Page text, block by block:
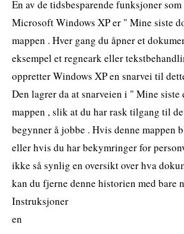
En av de tidsbesparende funksjoner
Microsoft Windows XP er " Mine siste
mappen . Hver gang du åpner et
eksempel et regneark eller
oppretter Windows XP en snarvei til
Den lagrer da at snarveien i " Mine siste
mappen , slik at du har rask tilgang til
begynner å jobbe . Hvis denne mappen
eller hvis du har bekymringer for
ikke så synlig en oversikt over hva
kan du fjerne denne historien med bare
Instruksjoner
en